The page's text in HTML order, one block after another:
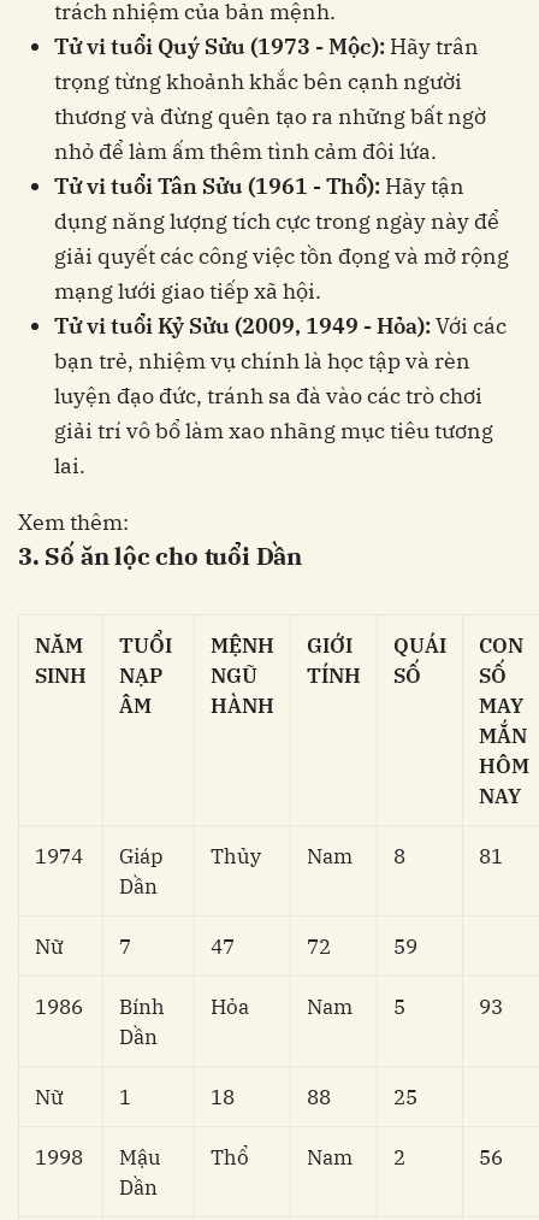
trách nhiệm của bản mệnh.
Tử vi tuổi Quý Sửu (1973 - Mộc): Hãy trân
trọng từng khoảnh khắc bên cạnh người
thương và đừng quên tạo ra những bất ngờ
nhỏ để làm ấm thêm tình cảm đôi lứa.
Tử vi tuổi Tân Sửu (1961 - Thổ): Hãy tận
dụng năng lượng tích cực trong ngày này để
giải quyết các công việc tồn đọng và mở rộng
mạng lưới giao tiếp xã hội.
Tử vi tuổi Kỷ Sửu (2009, 1949 - Hỏa):Với các
bạn trẻ, nhiệm vụ chính là học tập và rèn
luyện đạo đức, tránh sa đà vào các trò chơi
giải trí vô bổ làm xao nhãng mục tiêu tương
lai.
Xem thêm:
3. Số ăn lộc cho tuổi Dần
NĂM
SINH
TUỔI
NẠP
ÂM
MỆNH
NGŨ
HÀNH
GIỚI
TÍNH
QUÁI
SỐ
CON
SỐ
MAY
MẮN
HÔM
NAY
1974
Giáp
Dần
Thủy Nam 8 81
Nữ 7 47 72 59
1986
Bính
Dần
Hỏa Nam 5 93
Nữ 1 18 88 25
1998
Mậu
Dần
Thổ Nam 2 56